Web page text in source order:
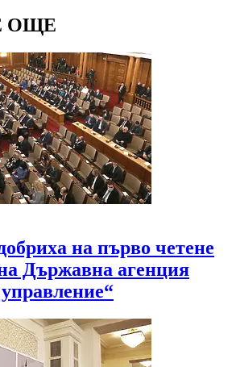
ОЩЕ
на първо четене
Държавна агенция